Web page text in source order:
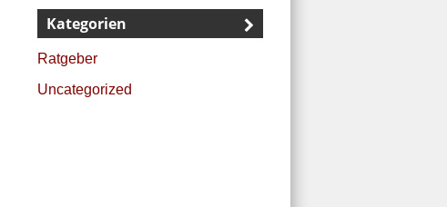
Kategorien
Ratgeber
Uncategorized